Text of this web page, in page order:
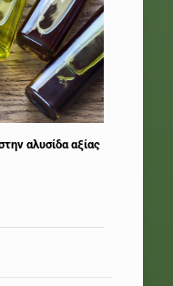
αλυσίδα αξίας